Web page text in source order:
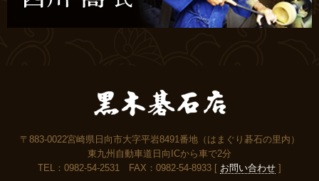
〒883-0022宮崎県日向市大字平岩8491番地（はまぐり碁石の里内）
東九州自動車道日向ICから車で2分
TEL：0982-54-2531 FAX：0982-54-8933 [ お問い合わせ ]